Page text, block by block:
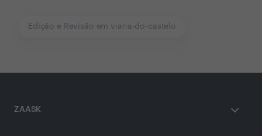
Edição e Revisão em viana-do-castelo
ZAASK